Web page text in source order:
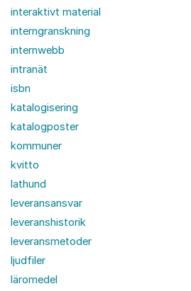
interaktivt material
interngranskning
internwebb
intranät
isbn
katalogisering
katalogposter
kommuner
kvitto
lathund
leveransansvar
leveranshistorik
leveransmetoder
ljudfiler
läromedel